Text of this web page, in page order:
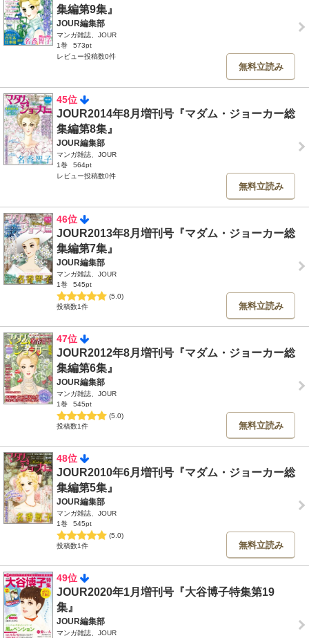
集編第9集』
JOUR編集部
マンガ雑誌、JOUR
1巻
573pt
レビュー投稿数0件
無料立読み
45位
JOUR2014年8月増刊号『マダム・ジョーカー総
集編第8集』
JOUR編集部
マンガ雑誌、JOUR
1巻
564pt
レビュー投稿数0件
無料立読み
46位
JOUR2013年8月増刊号『マダム・ジョーカー総
集編第7集』
JOUR編集部
マンガ雑誌、JOUR
1巻
545pt
(5.0)
投稿数1件
無料立読み
47位
JOUR2012年8月増刊号『マダム・ジョーカー総
集編第6集』
JOUR編集部
マンガ雑誌、JOUR
1巻
545pt
(5.0)
投稿数1件
無料立読み
48位
JOUR2010年6月増刊号『マダム・ジョーカー総
集編第5集』
JOUR編集部
マンガ雑誌、JOUR
1巻
545pt
(5.0)
投稿数1件
無料立読み
49位
JOUR2020年1月増刊号『大谷博子特集第19
集』
JOUR編集部
マンガ雑誌、JOUR